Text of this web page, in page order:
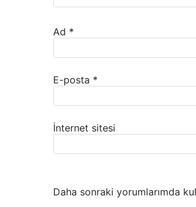
Ad *
E-posta *
İnternet sitesi
Daha sonraki yorumlarımda